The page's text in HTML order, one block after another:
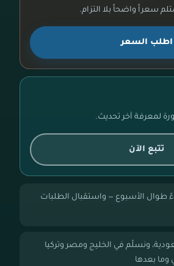
سعراً واضحاً بلا التزام.
اطلب السعر
لمعرفة آخر تحديث.
تتبع الآن
حتى 11 مساءً طوال الأسبوع — واستقبال الطلبات
ونسلّم في الخليج ومصر وتركيا
وما بعدها